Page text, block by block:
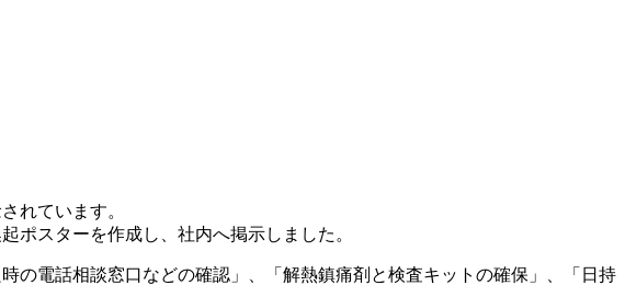
れています。
ポスターを作成し、社内へ掲示しました。
の電話相談窓口などの確認」、「解熱鎮痛剤と検査キットの確保」、「日持